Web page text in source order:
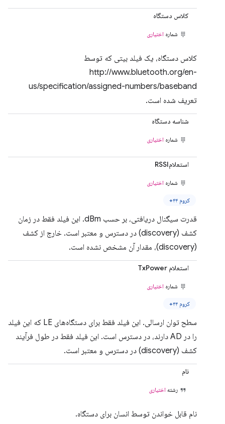
کلاس دستگاه
شماره اختیاری
کلاس دستگاه، یک فیلد بیتی که توسط
http://www.bluetooth.org/en-
us/specification/assigned-numbers/baseband
تعریف شده است.
شناسه دستگاه
شماره اختیاری
استعلامRSSI
شماره اختیاری
کروم ۴۴+
قدرت سیگنال دریافتی، بر حسب dBm. این فیلد فقط در زمان
کشف (discovery) در دسترس و معتبر است. خارج از کشف
(discovery)، مقدار آن مشخص نشده است.
استعلام TxPower
شماره اختیاری
کروم ۴۴+
سطح توان ارسالی. این فیلد فقط برای دستگاه‌های LE که این فیلد
را در AD دارند، در دسترس است. این فیلد فقط در طول فرآیند
کشف (discovery) در دسترس و معتبر است.
نام
رشته اختیاری
نام قابل خواندن توسط انسان برای دستگاه.